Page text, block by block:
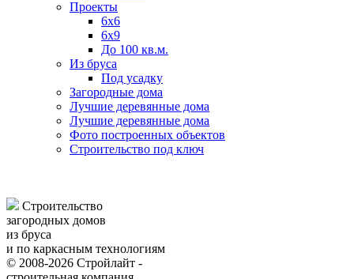
Проекты
6х6
6х9
До 100 кв.м.
Из бруса
Под усадку
Загородные дома
Лучшие деревянные дома
Лучшие деревянные дома
Фото построенных объектов
Строительство под ключ
Строительство
загородных домов
из бруса
и по каркасным технологиям
© 2008-2026 Стройлайт -